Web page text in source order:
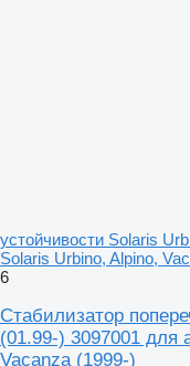
устойчивости Solaris
Solaris Urbino, Alpino,
6
Стабилизатор
(01.99-) 3097001 для
Vacanza (1999-)